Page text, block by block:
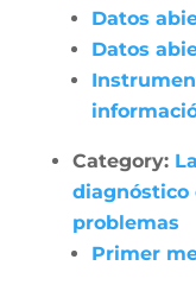
Datos
Datos
Category:
diagnóstico
problemas
Primer